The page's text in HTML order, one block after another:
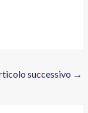
successivo →